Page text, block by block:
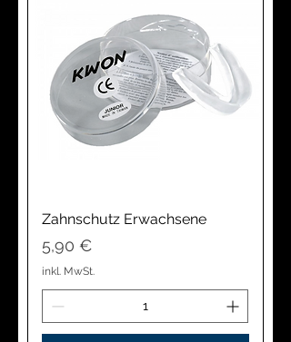
Zahnschutz Erwachsene
Preis
5,90 €
inkl. MwSt.